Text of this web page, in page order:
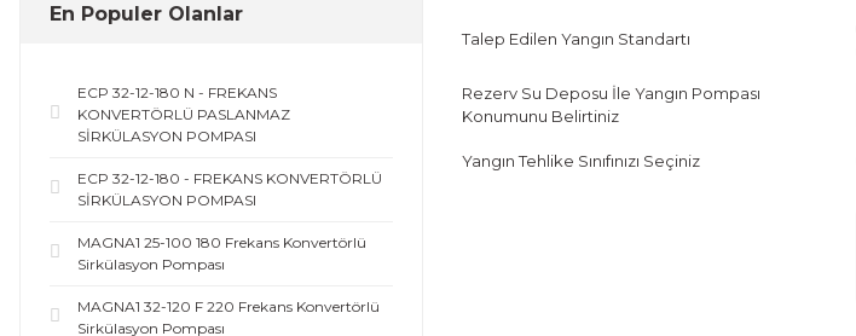
En Populer Olanlar
ECP 32-12-180 N - FREKANS
KONVERTÖRLÜ PASLANMAZ
SİRKÜLASYON POMPASI
ECP 32-12-180 - FREKANS KONVERTÖRLÜ
SİRKÜLASYON POMPASI
MAGNA1 25-100 180 Frekans Konvertörlü
Sirkülasyon Pompası
MAGNA1 32-120 F 220 Frekans Konvertörlü
Sirkülasyon Pompası
Talep Edilen Yangın Standartı
Rezerv Su Deposu İle Yangın Pompası
Konumunu Belirtiniz
Yangın Tehlike Sınıfınızı Seçiniz